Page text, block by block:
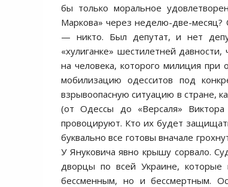
бы только моральное
Маркова» через неделю-две-
— никто. Был депутат, и нет
«хулиганке» шестилетней
на человека, которого милиция
мобилизацию одесситов под
взрывоопасную ситуацию в стране,
(от Одессы до «Версаля»
провоцируют. Кто их будет
буквально все готовы вначале
У Януковича явно крышу сорвало.
дворцы по всей Украине,
бессменным, но и бессмертным.